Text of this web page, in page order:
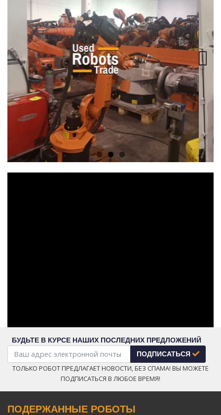
Previous Next
БУДЬТЕ В КУРСЕ НАШИХ ПОСЛЕДНИХ ПРЕДЛОЖЕНИЙ
ПОДПИСАТЬСЯ
ТОЛЬКО РОБОТ ПРЕДЛАГАЕТ НОВОСТИ, БЕЗ СПАМА! ВЫ МОЖЕТЕ
ПОДПИСАТЬСЯ В ЛЮБОЕ ВРЕМЯ!
ПОДЕРЖАННЫЕ РОБОТЫ